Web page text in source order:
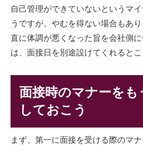
自己管理ができていないというマ
うですが、やむを得ない場合もあ
直に体調が悪くなった旨を会社側
は、面接日を別途設けてくれるとこ
面接時のマナーをも
しておこう
まず、第一に面接を受ける際のマナ